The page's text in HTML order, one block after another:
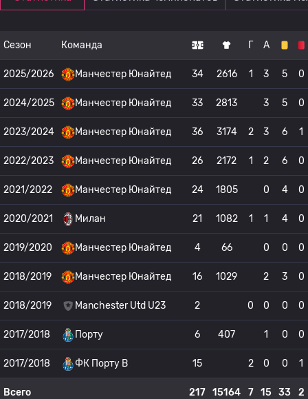
Сезон Команда Г А
2025/2026 Манчестер Юнайтед 34 2616 1 3 5 0
2024/2025 Манчестер Юнайтед 33 2813 3 5 0
2023/2024 Манчестер Юнайтед 36 3174 2 3 6 1
2022/2023 Манчестер Юнайтед 26 2172 1 2 6 0
2021/2022 Манчестер Юнайтед 24 1805 0 4 0
2020/2021 Милан 21 1082 1 1 4 0
2019/2020 Манчестер Юнайтед 4 66 0 0 0
2018/2019 Манчестер Юнайтед 16 1029 2 3 0
2018/2019 Manchester Utd U23 2 0 0 0 0
2017/2018 Порту 6 407 1 0 0
2017/2018 ФК Порту B 15 2 0 0 1
Всего 217 15164 7 15 33 2